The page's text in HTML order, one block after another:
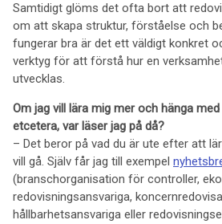
Samtidigt glöms det ofta bort att
om att skapa struktur, förståelse och
fungerar bra är det ett väldigt konkret
verktyg för att förstå hur en
utvecklas.
Om jag vill lära mig mer och hänga
etcetera, var läser jag på då?
– Det beror på vad du är ute efter att
vill gå. Själv får jag till exempel
(branschorganisation för controller,
redovisningsansvariga,
hållbarhetsansvariga eller